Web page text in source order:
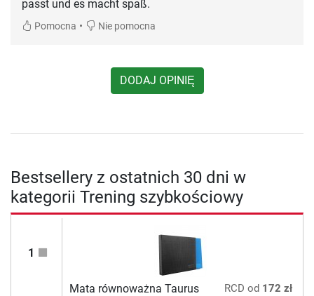
passt und es macht spaß.
Pomocna • Nie pomocna
DODAJ OPINIĘ
Bestsellery z ostatnich 30 dni w
kategorii Trening szybkościowy
1
Mata równoważna Taurus
RCD od 172 zł